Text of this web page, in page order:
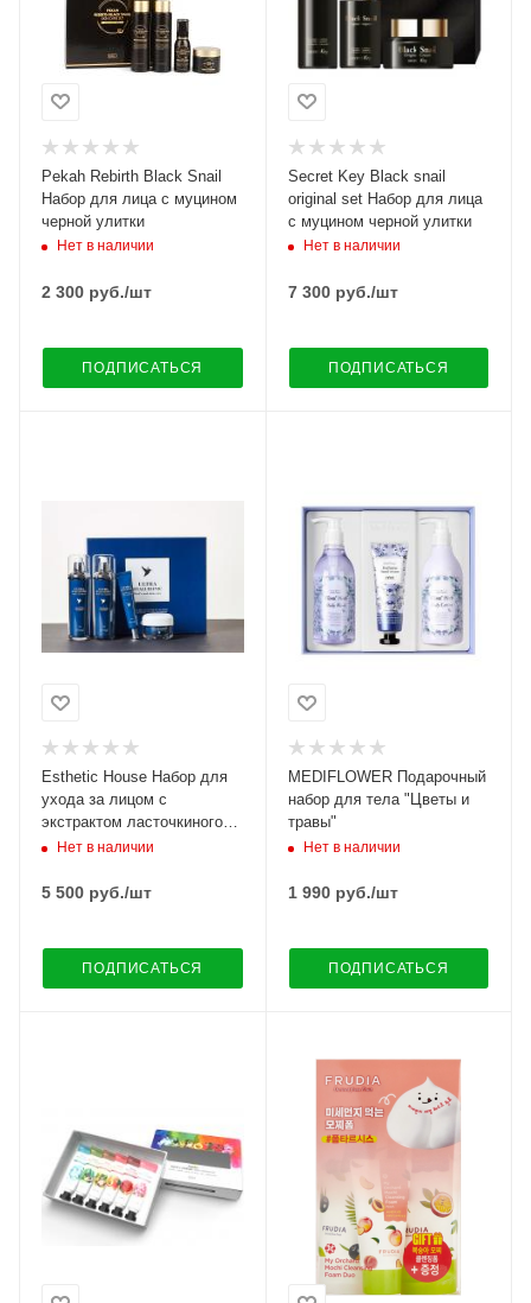
Pekah Rebirth Black Snail
Набор для лица с муцином
черной улитки
Нет в наличии
2 300 руб./шт
ПОДПИСАТЬСЯ
Secret Key Black snail
original set Набор для лица
с муцином черной улитки
Нет в наличии
7 300руб./шт
ПОДПИСАТЬСЯ
Esthetic House Набор для
ухода за лицом с
экстрактом ласточкиного
гнезда и гиалуроновой
Нет в наличии
5 500 руб./шт
ПОДПИСАТЬСЯ
MEDIFLOWER Подарочный
набор для тела "Цветы и
травы"
Нет в наличии
1 990руб./шт
ПОДПИСАТЬСЯ